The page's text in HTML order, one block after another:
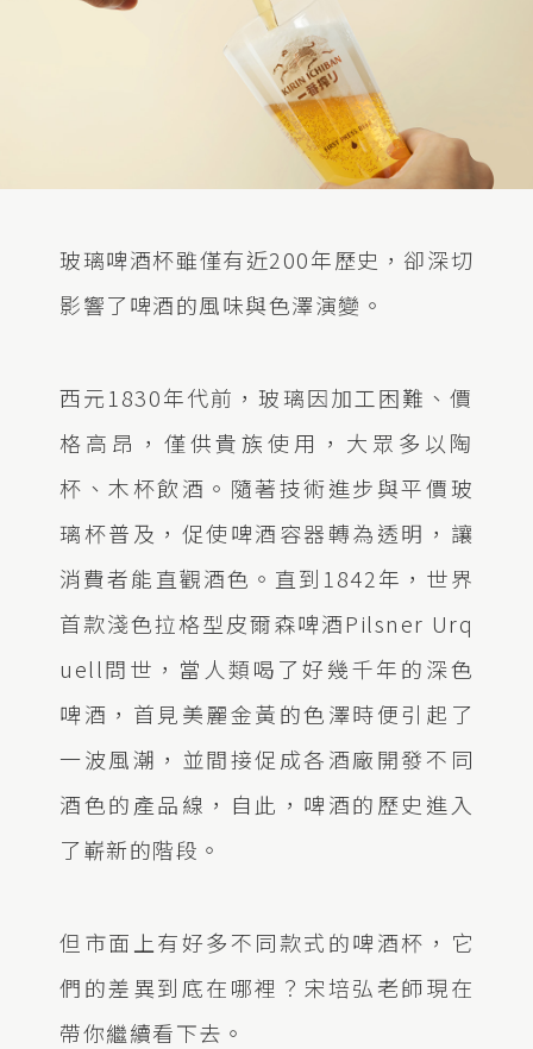
玻璃啤酒杯雖僅有近200年歷史，卻深切
影響了啤酒的風味與色澤演變。
西元1830年代前，玻璃因加工困難、價
格高昂，僅供貴族使用，大眾多以陶
杯、木杯飲酒。隨著技術進步與平價玻
璃杯普及，促使啤酒容器轉為透明，讓
消費者能直觀酒色。直到1842年，世界
首款淺色拉格型皮爾森啤酒Pilsner Urq
uell問世，當人類喝了好幾千年的深色
啤酒，首見美麗金黃的色澤時便引起了
一波風潮，並間接促成各酒廠開發不同
酒色的產品線，自此，啤酒的歷史進入
了嶄新的階段。
但市面上有好多不同款式的啤酒杯，它
們的差異到底在哪裡？宋培弘老師現在
帶你繼續看下去。